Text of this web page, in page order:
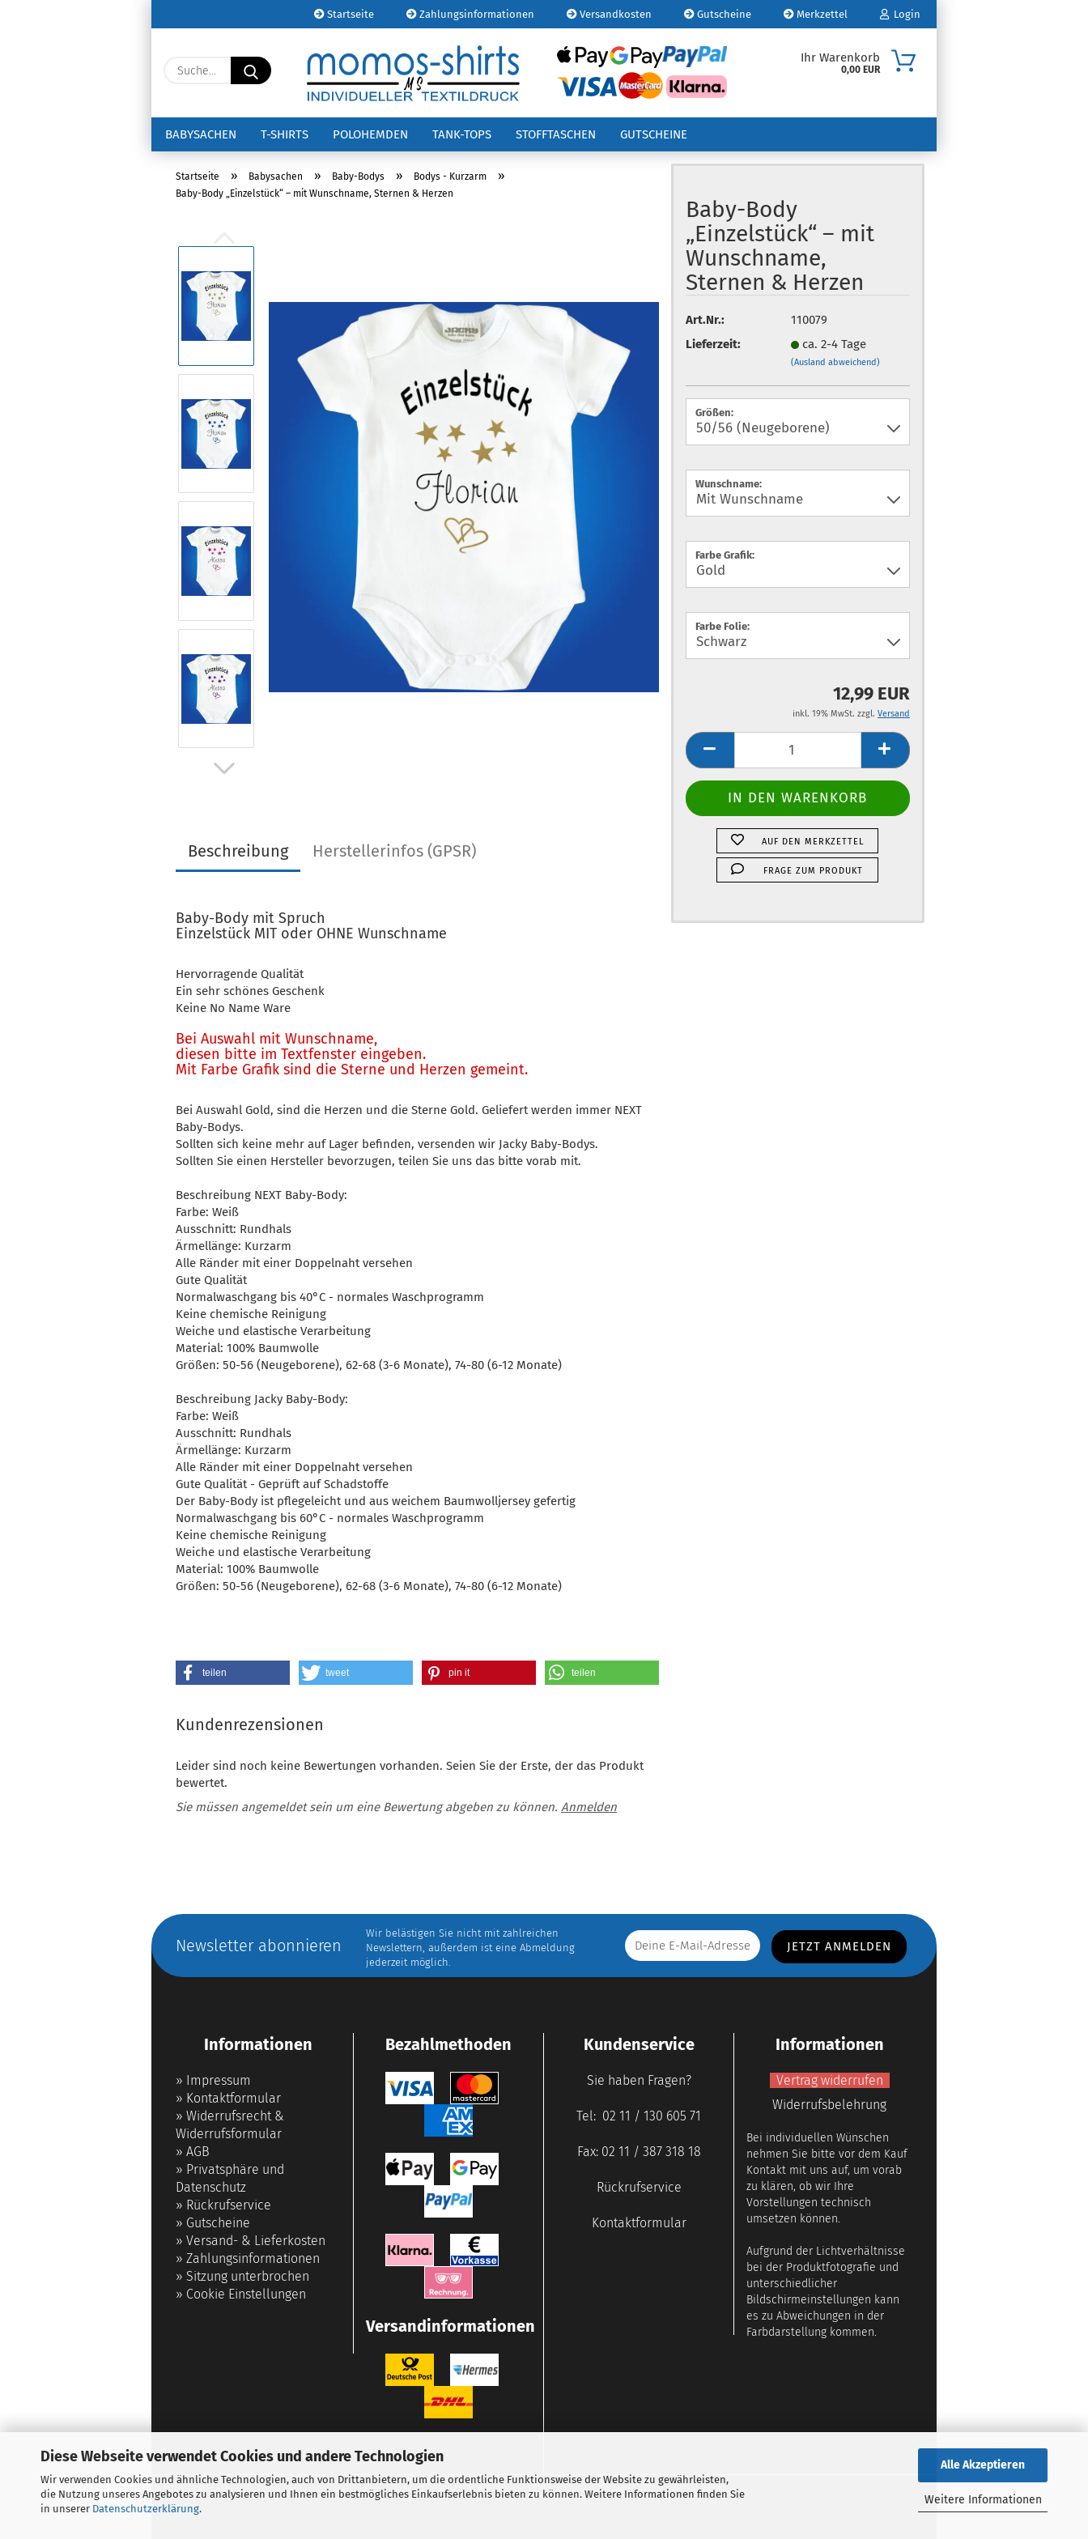
Diese Webseite verwendet Cookies und andere Technologien
Wir verwenden Cookies und ähnliche Technologien, auch von Drittanbietern, um die ordentliche Funktionsweise der Website zu gewährleisten,
die Nutzung unseres Angebotes zu analysieren und Ihnen ein bestmögliches Einkaufserlebnis bieten zu können. Weitere Informationen finden Sie
in unserer Datenschutzerklärung.
Alle Akzeptieren
Weitere Informationen
Startseite Zahlungsinformationen Versandkosten Gutscheine Merkzettel Login
E-Mail
Konto erstellen
Passwort vergessen?
Suche... Ihr Warenkorb
0,00 EUR
BABYSACHEN T-SHIRTS POLOHEMDEN TANK-TOPS STOFFTASCHEN GUTSCHEINE
Startseite » Babysachen » Baby-Bodys » Bodys - Kurzarm »
Baby-Body „Einzelstück“ – mit Wunschname, Sternen & Herzen
Baby-Body
„Einzelstück“ – mit
Wunschname,
Sternen & Herzen
Art.Nr.:
110079
Lieferzeit:
ca. 2-4 Tage
(Ausland abweichend)
Größen:
Wunschname:
Farbe Grafik:
Farbe Folie:
12,99 EUR
inkl. 19% MwSt. zzgl. Versand
AUF DEN MERKZETTEL
FRAGE ZUM PRODUKT
Beschreibung Herstellerinfos (GPSR)
Baby-Body mit Spruch
Einzelstück MIT oder OHNE Wunschname
Hervorragende Qualität
Ein sehr schönes Geschenk
Keine No Name Ware
Bei Auswahl mit Wunschname,
diesen bitte im Textfenster eingeben.
Mit Farbe Grafik sind die Sterne und Herzen gemeint.
Bei Auswahl Gold, sind die Herzen und die Sterne Gold. Geliefert werden immer NEXT
Baby-Bodys.
Sollten sich keine mehr auf Lager befinden, versenden wir Jacky Baby-Bodys.
Sollten Sie einen Hersteller bevorzugen, teilen Sie uns das bitte vorab mit.
Beschreibung NEXT Baby-Body:
Farbe: Weiß
Ausschnitt: Rundhals
Ärmellänge: Kurzarm
Alle Ränder mit einer Doppelnaht versehen
Gute Qualität
Normalwaschgang bis 40°C - normales Waschprogramm
Keine chemische Reinigung
Weiche und elastische Verarbeitung
Material: 100% Baumwolle
Größen: 50-56 (Neugeborene), 62-68 (3-6 Monate), 74-80 (6-12 Monate)
Beschreibung Jacky Baby-Body:
Farbe: Weiß
Ausschnitt: Rundhals
Ärmellänge: Kurzarm
Alle Ränder mit einer Doppelnaht versehen
Gute Qualität - Geprüft auf Schadstoffe
Der Baby-Body ist pflegeleicht und aus weichem Baumwolljersey gefertig
Normalwaschgang bis 60°C - normales Waschprogramm
Keine chemische Reinigung
Weiche und elastische Verarbeitung
Material: 100% Baumwolle
Größen: 50-56 (Neugeborene), 62-68 (3-6 Monate), 74-80 (6-12 Monate)
teilen tweet pin it teilen
Kundenrezensionen
Leider sind noch keine Bewertungen vorhanden. Seien Sie der Erste, der das Produkt
bewertet.
Sie müssen angemeldet sein um eine Bewertung abgeben zu können. Anmelden
Newsletter abonnieren
Wir belästigen Sie nicht mit zahlreichen
Newslettern, außerdem ist eine Abmeldung
jederzeit möglich.
Informationen
» Impressum
» Kontaktformular
» Widerrufsrecht &
Widerrufsformular
» AGB
» Privatsphäre und
Datenschutz
» Rückrufservice
» Gutscheine
» Versand- & Lieferkosten
» Zahlungsinformationen
» Sitzung unterbrochen
» Cookie Einstellungen
Bezahlmethoden
Versandinformationen
Kundenservice
Sie haben Fragen?
Tel: 02 11 / 130 605 71
Fax: 02 11 / 387 318 18
Rückrufservice
Kontaktformular
Informationen
Vertrag widerrufen
Widerrufsbelehrung
Bei individuellen Wünschen
nehmen Sie bitte vor dem Kauf
Kontakt mit uns auf, um vorab
zu klären, ob wir Ihre
Vorstellungen technisch
umsetzen können.
Aufgrund der Lichtverhältnisse
bei der Produktfotografie und
unterschiedlicher
Bildschirmeinstellungen kann
es zu Abweichungen in der
Farbdarstellung kommen.
Webshop erstellenmit Gambio.de © 2026